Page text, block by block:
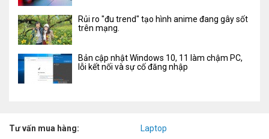
Rủi ro "đu trend" tạo hình anime đang gây sốt
trên mạng.
Bản cập nhật Windows 10, 11 làm chậm PC,
lỗi kết nối và sự cố đăng nhập
Tư vấn mua hàng:
Laptop